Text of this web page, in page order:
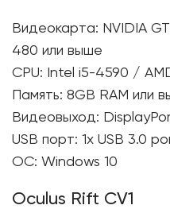
Видеокарта: NVIDIA
480 или выше
CPU: Intel i5-4590 /
Память: 8GB RAM или
Видеовыход:
USB порт: 1x USB 3.0
ОС: Windows 10
Oculus Rift CV1